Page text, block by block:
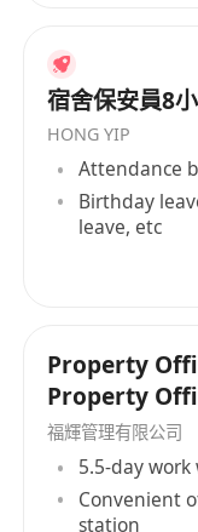
宿舍保安員8
HONG YIP
Attendance
Birthday
leave, etc
Property
Property
物業主任
福輝管理有限公司
5.5-day work
Convenient
station